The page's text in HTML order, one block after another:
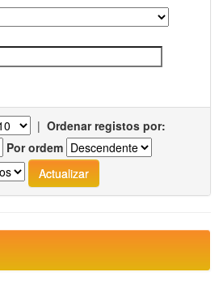
| Ordenar registos por:
Por ordem